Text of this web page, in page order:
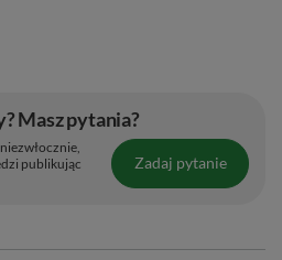
Masz pytania?
publikując
Zadaj pytanie